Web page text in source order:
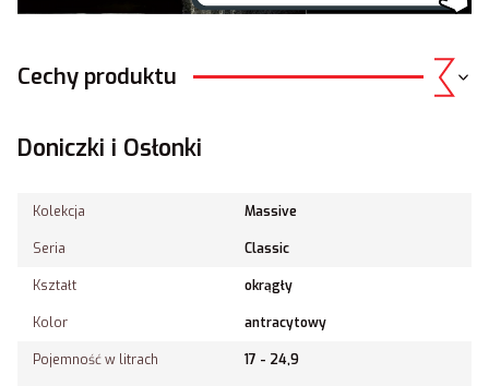
Cechy produktu
Doniczki i Osłonki
Kolekcja Massive
Seria Classic
Kształt okrągły
Kolor antracytowy
Pojemność w litrach 17 - 24,9